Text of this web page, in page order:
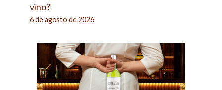
vino?
6 de agosto de 2026